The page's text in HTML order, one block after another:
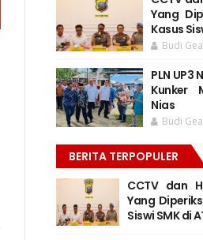
Yang
Kasus
Budi Gea
PLN
Kunker
Nias
Budi Gea
BERITA TERPOPULER
CCTV dan
Yang
Siswi SMK di